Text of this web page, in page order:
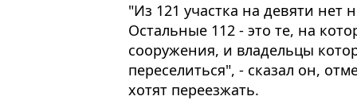
"Из 121 участка на девяти нет
Остальные 112 - это те, на
сооружения, и владельцы
переселиться", - сказал он,
хотят переезжать.